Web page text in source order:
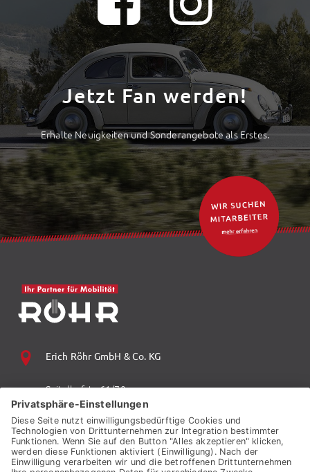
Jetzt Fan werden!
Erhalte Neuigkeiten und Sonderangebote als Erstes.
Erich Röhr GmbH & Co. KG
Spitalhofstr. 61/70
94032 Passau
+49 (0) 851 70 06 0
+49 (0) 851 70 06 149